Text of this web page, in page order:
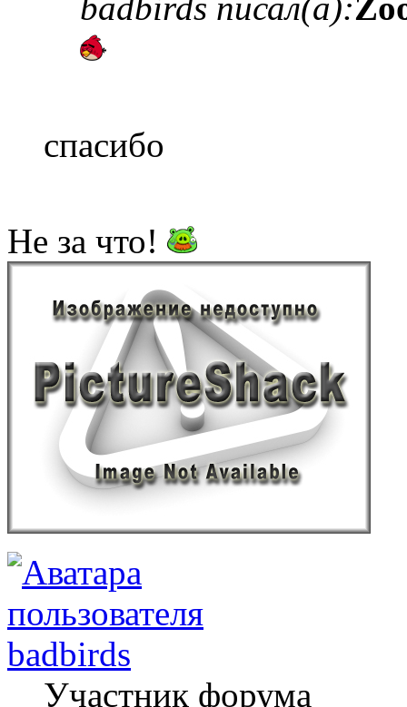
спасибо
Не за что!
badbirds
Участник форума